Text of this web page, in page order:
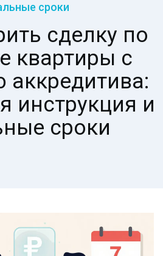
сроки
сделку по
квартиры с
инструкция и
сроки